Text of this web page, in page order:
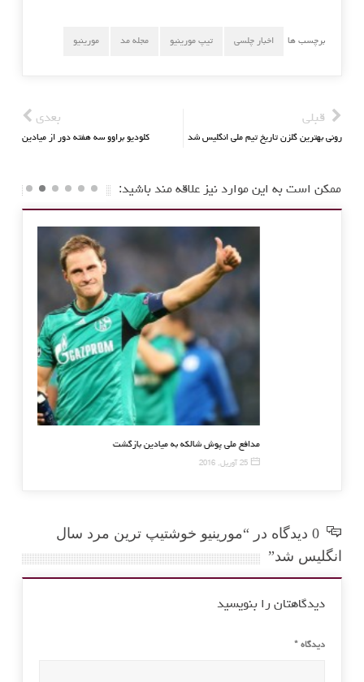
برچسب ها اخبار چلسی تیپ مورینیو مجله مد مورینیو
قبلی
رونی بهترین گلزن تاریخ تیم ملی انگلیس شد
بعدی
کلودیو براوو سه هفته دور از میادین
ممکن است به این موارد نیز علاقه مند باشید:
فروشگاه اینترنتی برنج ایرانی
0 دیدگاه در “مورینیو خوشتیپ ترین مرد سال
انگلیس شد”
دیدگاهتان را بنویسید
دیدگاه *